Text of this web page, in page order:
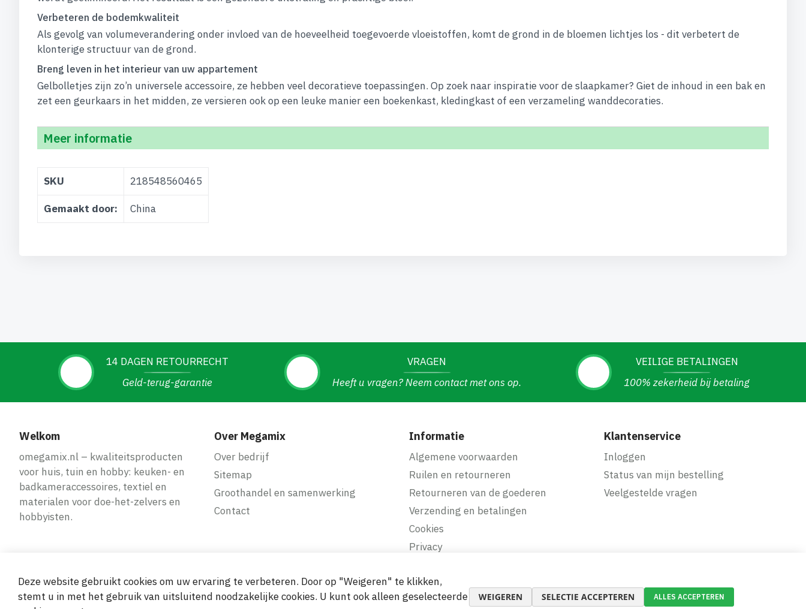
Verbeteren de bodemkwaliteit
Als gevolg van volumeverandering onder invloed van de hoeveelheid toegevoerde vloeistoffen, komt de grond in de bloemen lichtjes los - dit verbetert de
klonterige structuur van de grond.
Breng leven in het interieur van uw appartement
Gelbolletjes zijn zo’n universele accessoire, ze hebben veel decoratieve toepassingen. Op zoek naar inspiratie voor de slaapkamer? Giet de inhoud in een bak en
zet een geurkaars in het midden, ze versieren ook op een leuke manier een boekenkast, kledingkast of een verzameling wanddecoraties.
Meer informatie
informatie
SKU 218548560465
Gemaakt door: China
14 DAGEN RETOURRECHT
Geld-terug-garantie
VRAGEN
Heeft u vragen? Neem contact met ons op.
VEILIGE BETALINGEN
100% zekerheid bij betaling
Welkom
omegamix.nl – kwaliteitsproducten
voor huis, tuin en hobby: keuken- en
badkameraccessoires, textiel en
materialen voor doe-het-zelvers en
hobbyisten.
Over Megamix
Over bedrijf
Sitemap
Groothandel en samenwerking
Contact
Informatie
Algemene voorwaarden
Ruilen en retourneren
Retourneren van de goederen
Verzending en betalingen
Cookies
Privacy
Klantenservice
Inloggen
Status van mijn bestelling
Veelgestelde vragen
Veilige en gemakkelijke betalingen
Deze website gebruikt cookies om uw ervaring te verbeteren. Door op "Weigeren" te klikken,
stemt u in met het gebruik van uitsluitend noodzakelijke cookies. U kunt ook alleen geselecteerde
WEIGEREN SELECTIE ACCEPTEREN ALLES ACCEPTEREN